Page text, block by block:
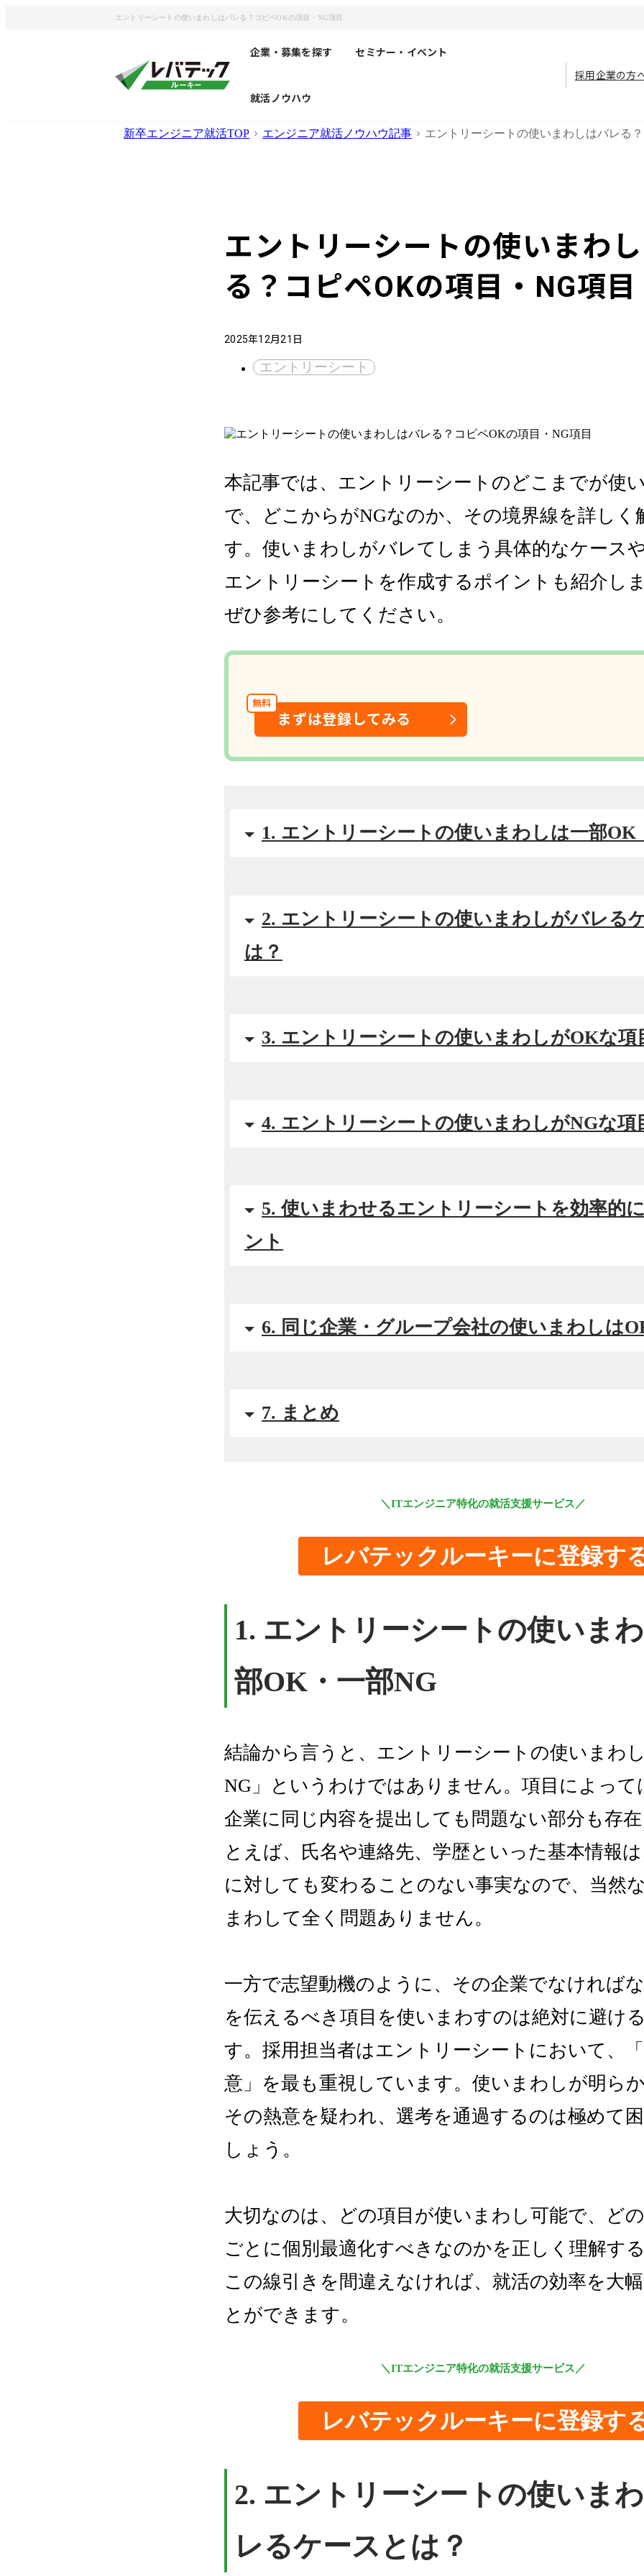
エントリーシートの使いまわしはバレる？コピペOKの項目・NG項目
企業・募集を探す セミナー・イベント
就活ノウハウ
採用企業の方
新卒エンジニア就活TOP エンジニア就活ノウハウ記事 エントリーシートの使いまわしはバレる
エントリーシートの使いまわ
る？コピペOKの項目・NG項目
2025年12月21日
エントリーシート
本記事では、エントリーシートのどこまでが使
で、どこからがNGなのか、その境界線を詳しく
す。使いまわしがバレてしまう具体的なケース
エントリーシートを作成するポイントも紹介し
ぜひ参考にしてください。
無料
まずは登録してみる
1. エントリーシートの使いまわしは一部OK
2. エントリーシートの使いまわしがバレる
は？
3. エントリーシートの使いまわしがOKな項
4. エントリーシートの使いまわしがNGな項
5. 使いまわせるエントリーシートを効率的
ント
6. 同じ企業・グループ会社の使いまわしは
7. まとめ
＼ITエンジニア特化の就活支援サービス／
レバテックルーキーに登録す
1. エントリーシートの使いま
部OK・一部NG
結論から言うと、エントリーシートの使いまわ
NG」というわけではありません。項目によって
企業に同じ内容を提出しても問題ない部分も存
とえば、氏名や連絡先、学歴といった基本情報
に対しても変わることのない事実なので、当然
まわして全く問題ありません。
一方で志望動機のように、その企業でなければ
を伝えるべき項目を使いまわすのは絶対に避け
す。採用担当者はエントリーシートにおいて、
意」を最も重視しています。使いまわしが明ら
その熱意を疑われ、選考を通過するのは極めて
しょう。
大切なのは、どの項目が使いまわし可能で、ど
ごとに個別最適化すべきなのかを正しく理解す
この線引きを間違えなければ、就活の効率を大
とができます。
＼ITエンジニア特化の就活支援サービス／
レバテックルーキーに登録す
2. エントリーシートの使いま
レるケースとは？